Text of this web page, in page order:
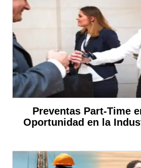
Preventas Part-Time
Oportunidad en la